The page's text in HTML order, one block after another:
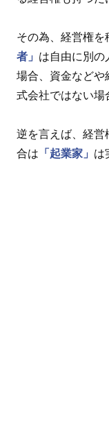
その為、経営権を
者」 は自由に別の
場合、資金などや
式会社ではない場
逆を言えば、経営
合は 「起業家」 は